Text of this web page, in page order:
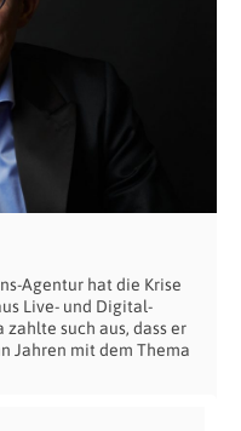
Agentur hat die Krise
Live- und Digital-
such aus, dass er
Jahren mit dem Thema